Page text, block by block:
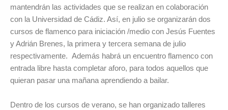
mantendrán las actividades que se realizan en colaboración
con la Universidad de Cádiz. Así, en julio se organizarán dos
cursos de flamenco para iniciación /medio con Jesús Fuentes
y Adrián Brenes, la primera y tercera semana de julio
respectivamente. Además habrá un encuentro flamenco con
entrada libre hasta completar aforo, para todos aquellos que
quieran pasar una mañana aprendiendo a bailar.
Dentro de los cursos de verano, se han organizado talleres